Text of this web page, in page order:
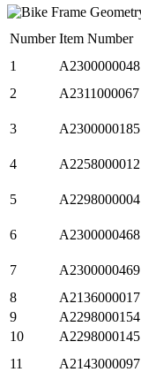
Number Item Number
1
A2300000048
2
A2311000067
3 A2300000185
4 A2258000012
5 A2298000004
6 A2300000468
7 A2300000469
8
A2136000017
9
A2298000154
10
A2298000145
11
A2143000097